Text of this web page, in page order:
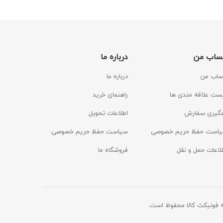
من
من
علاقه مندی ها
سفارش
حفظ حریم خصوصی
حمل و نقل
درباره ما
درباره ما
راهنمای خرید
اطلاعات تحویل
سیاست حفظ حریم خصوصی
فروشگاه ما
کالا محفوظ است.